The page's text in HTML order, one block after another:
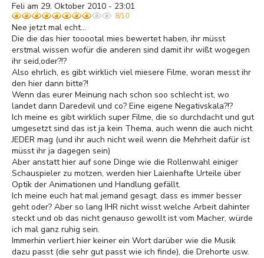
Feli am 29. Oktober 2010 - 23:01
8/10
Nee jetzt mal echt...
Die die das hier tooootal mies bewertet haben, ihr müsst
erstmal wissen wofür die anderen sind damit ihr wißt wogegen
ihr seid,oder?!?
Also ehrlich, es gibt wirklich viel miesere Filme, woran messt ihr
den hier dann bitte?!
Wenn das eurer Meinung nach schon soo schlecht ist, wo
landet dann Daredevil und co? Eine eigene Negativskala?!?
Ich meine es gibt wirklich super Filme, die so durchdacht und gut
umgesetzt sind das ist ja kein Thema, auch wenn die auch nicht
JEDER mag (und ihr auch nicht weil wenn die Mehrheit dafür ist
müsst ihr ja dagegen sein)
Aber anstatt hier auf sone Dinge wie die Rollenwahl einiger
Schauspieler zu motzen, werden hier Laienhafte Urteile über
Optik der Animationen und Handlung gefällt.
Ich meine euch hat mal jemand gesagt, dass es immer besser
geht oder? Aber so lang IHR nicht wisst welche Arbeit dahinter
steckt und ob das nicht genauso gewollt ist vom Macher, würde
ich mal ganz ruhig sein.
Immerhin verliert hier keiner ein Wort darüber wie die Musik
dazu passt (die sehr gut passt wie ich finde), die Drehorte usw.